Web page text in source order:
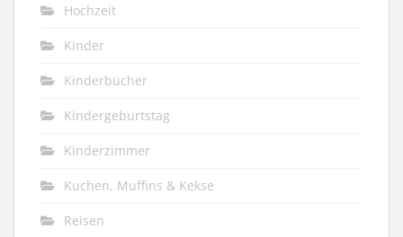
Hochzeit
Kinder
Kinderbücher
Kindergeburtstag
Kinderzimmer
Kuchen, Muffins & Kekse
Reisen